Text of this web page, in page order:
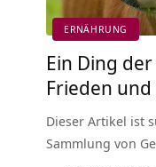
ERNÄHRUNG
Ein Ding
Frieden
Dieser Artikel ist
Sammlung von